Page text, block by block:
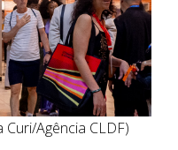
Agência CLDF)